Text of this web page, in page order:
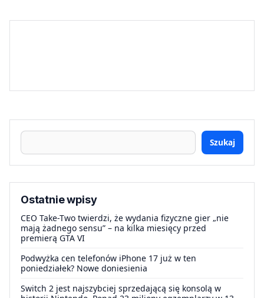
Szukaj
Ostatnie wpisy
CEO Take-Two twierdzi, że wydania fizyczne gier „nie
mają żadnego sensu” – na kilka miesięcy przed
premierą GTA VI
Podwyżka cen telefonów iPhone 17 już w ten
poniedziałek? Nowe doniesienia
Switch 2 jest najszybciej sprzedającą się konsolą w